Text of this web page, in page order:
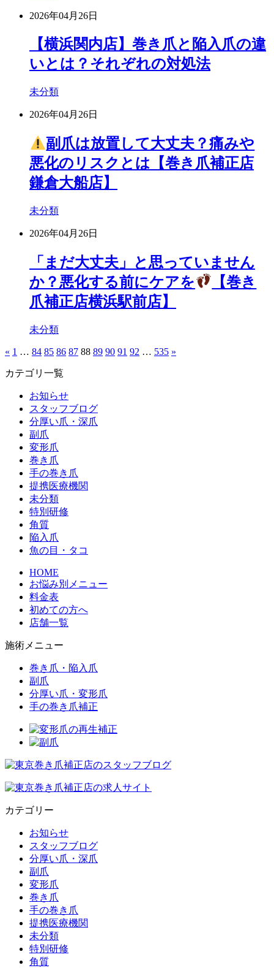
2026年04月26日
【横浜関内店】巻き爪と陥入爪の違
いとは？それぞれの対処法
未分類
2026年04月26日
副爪は放置して大丈夫？痛みや
悪化のリスクとは【巻き爪補正店
鎌倉大船店】
未分類
2026年04月26日
「まだ大丈夫」と思っていません
か？悪化する前にケアを
【巻き
爪補正店横浜駅前店】
未分類
« 1 … 84 85 86 87 88 89 90 91 92 … 535 »
カテゴリ一覧
お知らせ
スタッフブログ
分厚い爪・深爪
副爪
変形爪
巻き爪
手の巻き爪
提携医療機関
未分類
特別研修
角質
陥入爪
魚の目・タコ
HOME
お悩み別メニュー
料金表
初めての方へ
店舗一覧
施術メニュー
巻き爪・陥入爪
副爪
分厚い爪・変形爪
手の巻き爪補正
カテゴリー
お知らせ
スタッフブログ
分厚い爪・深爪
副爪
変形爪
巻き爪
手の巻き爪
提携医療機関
未分類
特別研修
角質